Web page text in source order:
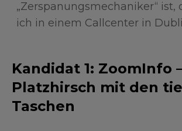
„Zerspanungsmechaniker“ ist,
ich in einem Callcenter in
Kandidat 1: ZoomInfo
Platzhirsch mit den
Taschen